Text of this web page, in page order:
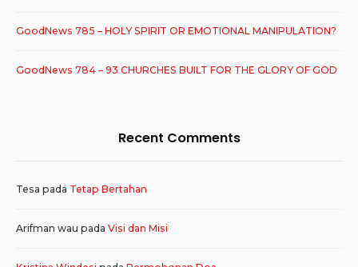
GoodNews 785 – HOLY SPIRIT OR EMOTIONAL MANIPULATION?
GoodNews 784 – 93 CHURCHES BUILT FOR THE GLORY OF GOD
Recent Comments
Tesa pada Tetap Bertahan
Arifman wau pada Visi dan Misi